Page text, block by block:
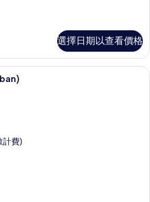
選擇日期以查看價格
客房, 1 間臥室, 城市景觀 (urban) | 高
計費)